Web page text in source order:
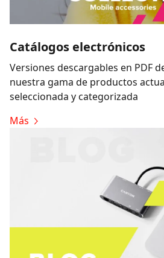
Catálogos electrónicos
Versiones descargables en PDF
nuestra gama de productos
seleccionada y categorizada
Más